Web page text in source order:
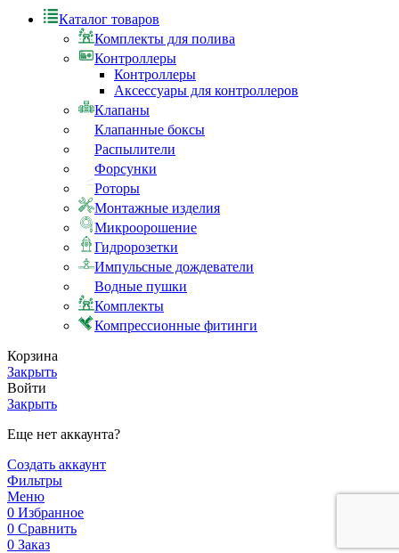
Каталог товаров
Комплекты для полива
Контроллеры
Контроллеры
Аксессуары для контроллеров
Клапаны
Клапанные боксы
Распылители
Форсунки
Роторы
Монтажные изделия
Микроорошение
Гидророзетки
Импульсные дождеватели
Водные пушки
Комплекты
Компрессионные фитинги
Корзина
Закрыть
Войти
Закрыть
Еще нет аккаунта?
Создать аккаунт
Фильтры
Меню
0 Избранное
0 Сравнить
0 Заказ